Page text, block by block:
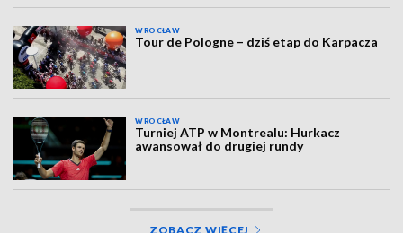
WROCŁAW
Tour de Pologne – dziś etap do Karpacza
WROCŁAW
Turniej ATP w Montrealu: Hurkacz
awansował do drugiej rundy
ZOBACZ WIĘCEJ